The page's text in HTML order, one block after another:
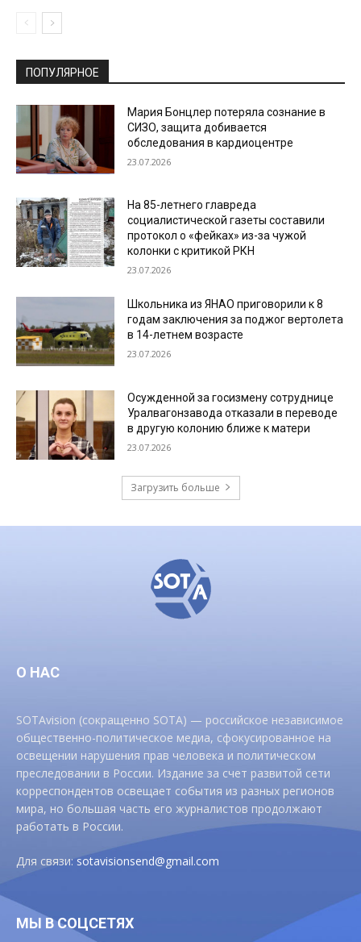
ПОПУЛЯРНОЕ
Мария Бонцлер потеряла сознание в
СИЗО, защита добивается
обследования в кардиоцентре
23.07.2026
На 85-летнего главреда
социалистической газеты составили
протокол о «фейках» из-за чужой
колонки с критикой РКН
23.07.2026
Школьника из ЯНАО приговорили к 8
годам заключения за поджог вертолета
в 14-летнем возрасте
23.07.2026
Осужденной за госизмену сотруднице
Уралвагонзавода отказали в переводе
в другую колонию ближе к матери
23.07.2026
Загрузить больше
О НАС
SOTAvision (сокращенно SOTA) — российское независимое
общественно-политическое медиа, сфокусированное на
освещении нарушения прав человека и политическом
преследовании в России. Издание за счет развитой сети
корреспондентов освещает события из разных регионов
мира, но большая часть его журналистов продолжают
работать в России.
Для связи:sotavisionsend@gmail.com
МЫ В СОЦСЕТЯХ